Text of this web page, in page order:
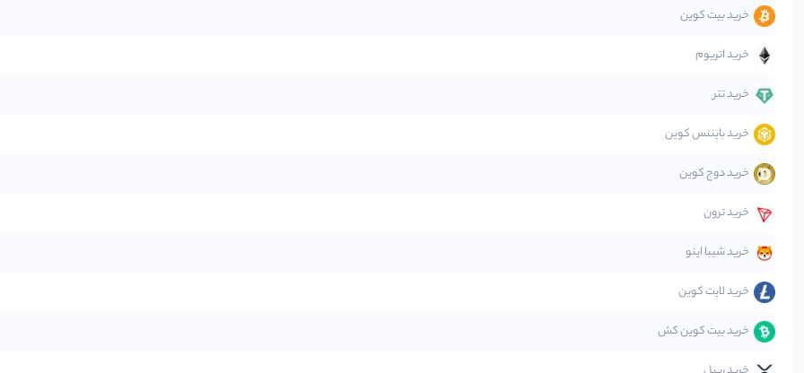
جهان
دیفای
صرافی‌ها
قانون‌گذاری
متاورس
خرید بیت کوین
خرید اتریوم
خرید تتر
خرید بایننس کوین
خرید دوج کوین
خرید ترون
خرید شیبا اینو
خرید لایت کوین
خرید بیت کوین کش